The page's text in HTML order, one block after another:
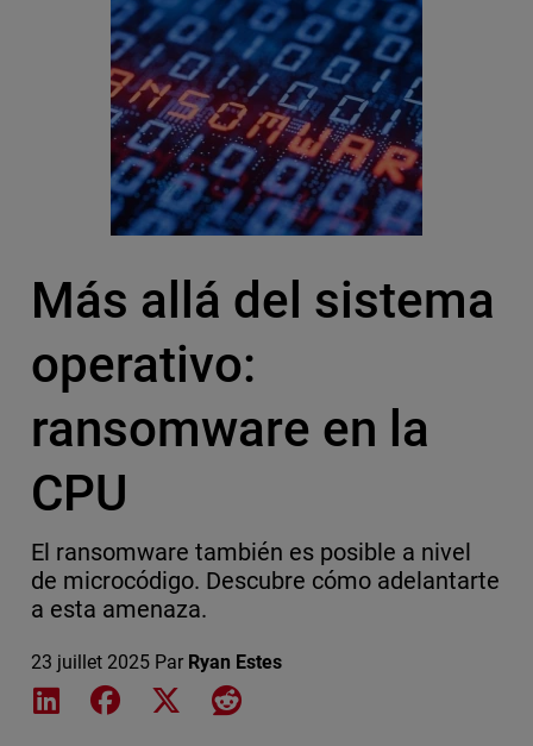
Más allá del sistema
operativo:
ransomware en la
CPU
El ransomware también es posible a nivel
de microcódigo. Descubre cómo adelantarte
a esta amenaza.
23 juillet 2025 Par Ryan Estes
Share on LinkedIn
Share on Facebook
Share on XShare on Reddit